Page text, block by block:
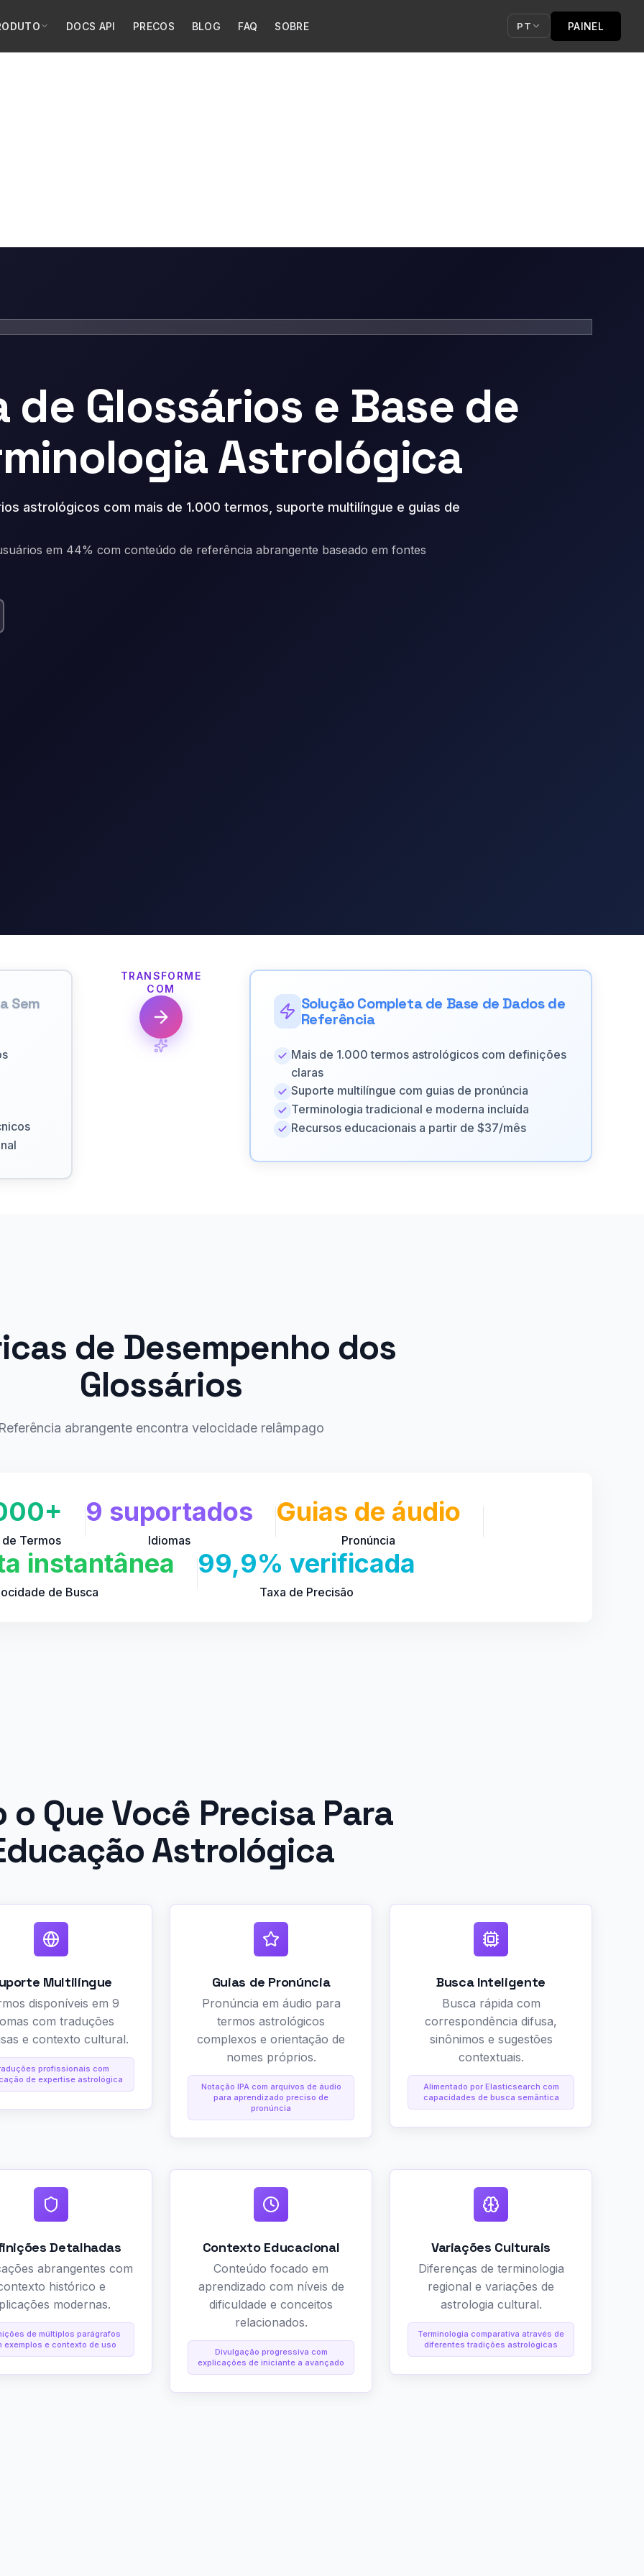
DOCS API PRECOS BLOG FAQ SOBRE PT PAINEL
de Glossários e Base de
Astrológica
astrológicos com mais de 1.000 termos, suporte multilíngue e guias de
em 44% com conteúdo de referência abrangente baseado em fontes
Sem
TRANSFORME
COM
Solução Completa de Base de Dados de
Referência
Mais de 1.000 termos astrológicos com definições
claras
Suporte multilíngue com guias de pronúncia
Terminologia tradicional e moderna incluída
Recursos educacionais a partir de $37/mês
de Desempenho dos
Glossários
abrangente encontra velocidade relâmpago
Termos
9 suportados
Idiomas
Guias de áudio
Pronúncia
instantânea
de Busca
99,9% verificada
Taxa de Precisão
o Que Você Precisa Para
Astrológica
Multilíngue
disponíveis em 9
com traduções
e contexto cultural.
profissionais com
de expertise astrológica
Guias de Pronúncia
Pronúncia em áudio para
termos astrológicos
complexos e orientação de
nomes próprios.
Notação IPA com arquivos de áudio
para aprendizado preciso de
pronúncia
Busca Inteligente
Busca rápida com
correspondência difusa,
sinônimos e sugestões
contextuais.
Alimentado por Elasticsearch com
capacidades de busca semântica
Detalhadas
abrangentes com
histórico e
modernas.
de múltiplos parágrafos
exemplos e contexto de uso
Contexto Educacional
Conteúdo focado em
aprendizado com níveis de
dificuldade e conceitos
relacionados.
Divulgação progressiva com
explicações de iniciante a avançado
Variações Culturais
Diferenças de terminologia
regional e variações de
astrologia cultural.
Terminologia comparativa através de
diferentes tradições astrológicas